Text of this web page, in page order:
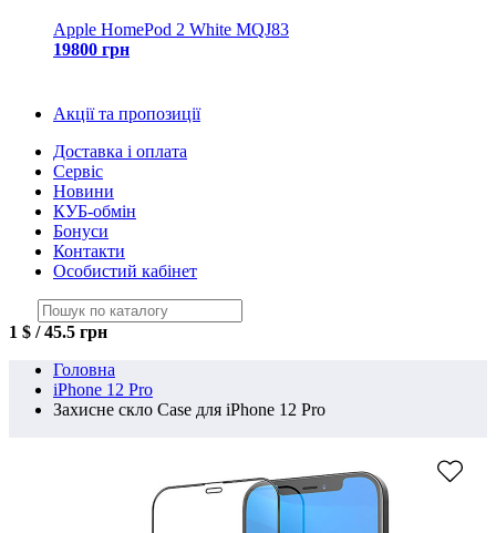
Apple HomePod 2 White MQJ83
19800 грн
Акції та пропозиції
Доставка і оплата
Сервіс
Новини
КУБ-обмін
Бонуси
Контакти
Особистий кабінет
1 $ / 45.5 грн
Головна
iPhone 12 Pro
Захисне скло Case для iPhone 12 Pro